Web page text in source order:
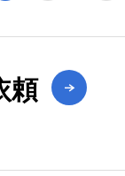
頼